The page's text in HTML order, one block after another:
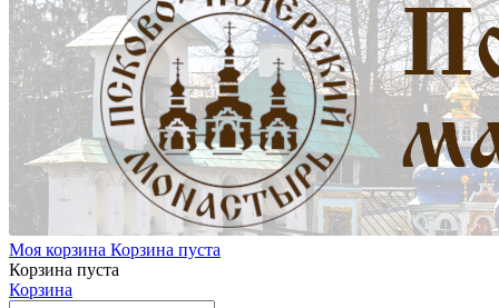
Моя корзина Корзина пуста
Корзина пуста
Корзина